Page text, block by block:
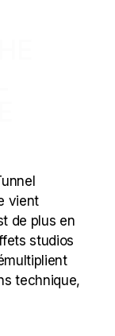
vient
de plus en
studios
technique,